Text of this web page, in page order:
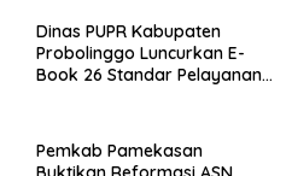
Dinas PUPR Kabupaten
Probolinggo Luncurkan E-
Book 26 Standar Pelayanan
Pemkab Pamekasan